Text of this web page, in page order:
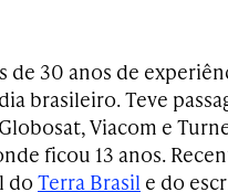
de 30 anos de
brasileiro. Teve
Viacom e
ficou 13 anos.
do Terra Brasil e do